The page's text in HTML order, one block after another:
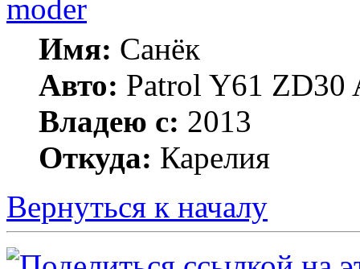
moder
Имя: Санёк
Авто: Patrol Y61 ZD30
Владею с: 2013
Откуда: Карелия
Вернуться к началу